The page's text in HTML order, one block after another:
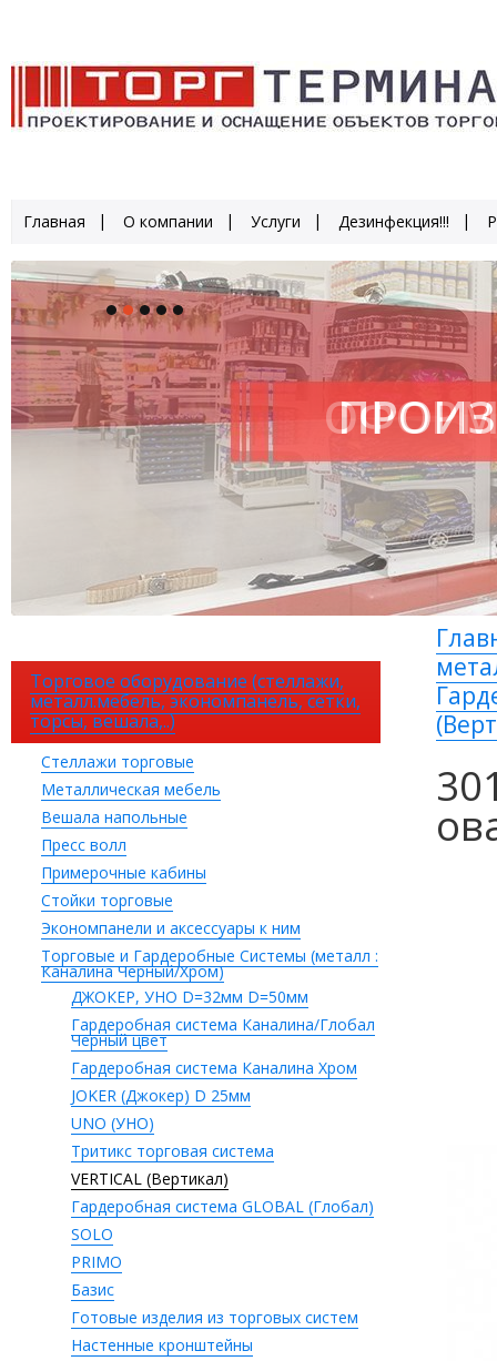
Главная О компании Услуги Дезинфекция!!!
Торговое оборудование (стеллажи,
металл.мебель, экономпанель, сетки,
торсы, вешала,..)
Стеллажи торговые
Металлическая мебель
Вешала напольные
Пресс волл
Примерочные кабины
Стойки торговые
Экономпанели и аксессуары к ним
Торговые и Гардеробные Системы (металл :
Каналина Черный/Хром)
ДЖОКЕР, УНО D=32мм D=50мм
Гардеробная система Каналина/Глобал
Черный цвет
Гардеробная система Каналина Хром
JOKER (Джокер) D 25мм
UNO (УНО)
Тритикс торговая система
VERTICAL (Вертикал)
Гардеробная система GLOBAL (Глобал)
SOLO
PRIMO
Базис
Готовые изделия из торговых систем
Настенные кронштейны